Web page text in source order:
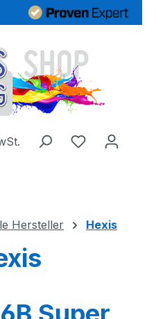
Hersteller Hexis